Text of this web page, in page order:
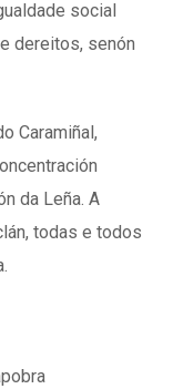
social
dereitos, senón
Caramiñal,
da Leña. A
todas e todos